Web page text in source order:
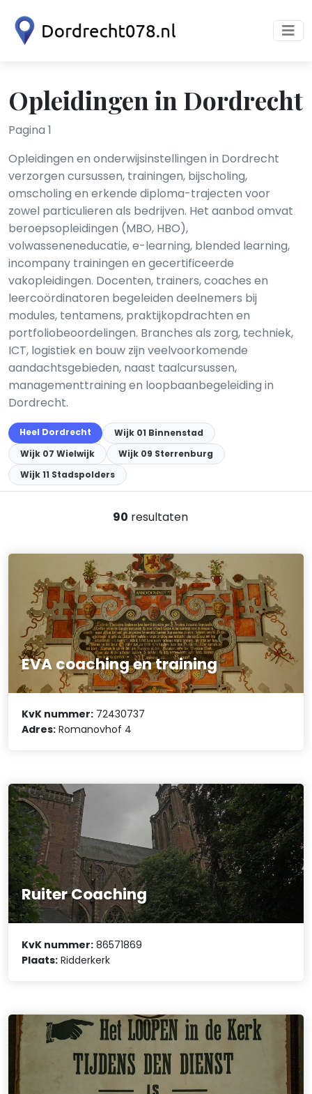
Opleidingen in Dordrecht
Pagina 1
Opleidingen en onderwijsinstellingen in Dordrecht
verzorgen cursussen, trainingen, bijscholing,
omscholing en erkende diploma-trajecten voor
zowel particulieren als bedrijven. Het aanbod omvat
beroepsopleidingen (MBO, HBO),
volwasseneneducatie, e-learning, blended learning,
incompany trainingen en gecertificeerde
vakopleidingen. Docenten, trainers, coaches en
leercoördinatoren begeleiden deelnemers bij
modules, tentamens, praktijkopdrachten en
portfoliobeoordelingen. Branches als zorg, techniek,
ICT, logistiek en bouw zijn veelvoorkomende
aandachtsgebieden, naast taalcursussen,
managementtraining en loopbaanbegeleiding in
Dordrecht.
Heel Dordrecht
Wijk 01 Binnenstad
Wijk 07 Wielwijk
Wijk 09 Sterrenburg
Wijk 11 Stadspolders
90 resultaten
EVA coaching en training
KvK nummer: 72430737
Adres: Romanovhof 4
Ruiter Coaching
KvK nummer: 86571869
Plaats: Ridderkerk